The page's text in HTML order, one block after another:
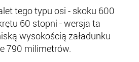
tego typu osi - skoku 600
60 stopni - wersja ta
wysokością załadunku
790 milimetrów.